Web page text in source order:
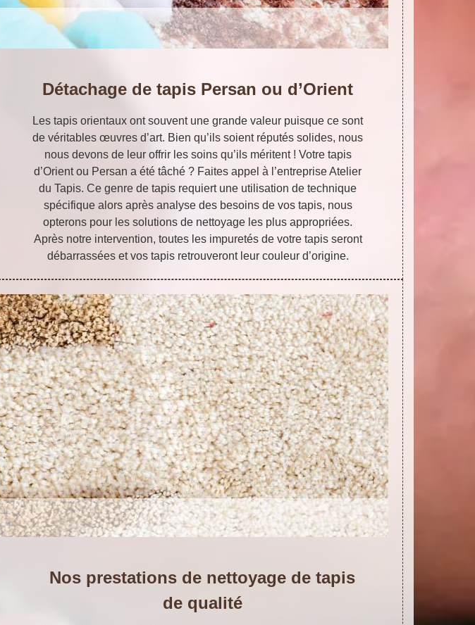
Détachage de tapis Persan ou d’Orient
Les tapis orientaux ont souvent une grande valeur puisque ce sont
de véritables œuvres d’art. Bien qu’ils soient réputés solides, nous
nous devons de leur offrir les soins qu’ils méritent ! Votre tapis
d’Orient ou Persan a été tâché ? Faites appel à l’entreprise Atelier
du Tapis. Ce genre de tapis requiert une utilisation de technique
spécifique alors après analyse des besoins de vos tapis, nous
opterons pour les solutions de nettoyage les plus appropriées.
Après notre intervention, toutes les impuretés de votre tapis seront
débarrassées et vos tapis retrouveront leur couleur d’origine.
Nos prestations de nettoyage de tapis
de qualité